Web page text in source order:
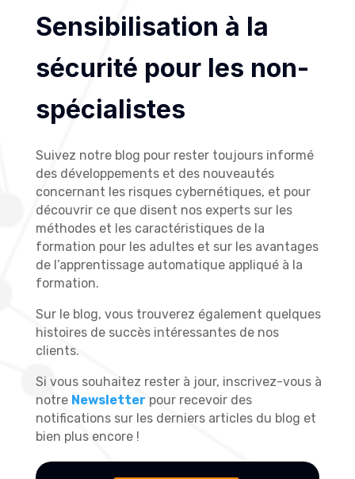
Sensibilisation à la
sécurité pour les non-
spécialistes
Suivez notre blog pour rester toujours informé
des développements et des nouveautés
concernant les risques cybernétiques, et pour
découvrir ce que disent nos experts sur les
méthodes et les caractéristiques de la
formation pour les adultes et sur les avantages
de l’apprentissage automatique appliqué à la
formation.
Sur le blog, vous trouverez également quelques
histoires de succès intéressantes de nos
clients.
Si vous souhaitez rester à jour, inscrivez-vous à
notre Newsletter pour recevoir des
notifications sur les derniers articles du blog et
bien plus encore !